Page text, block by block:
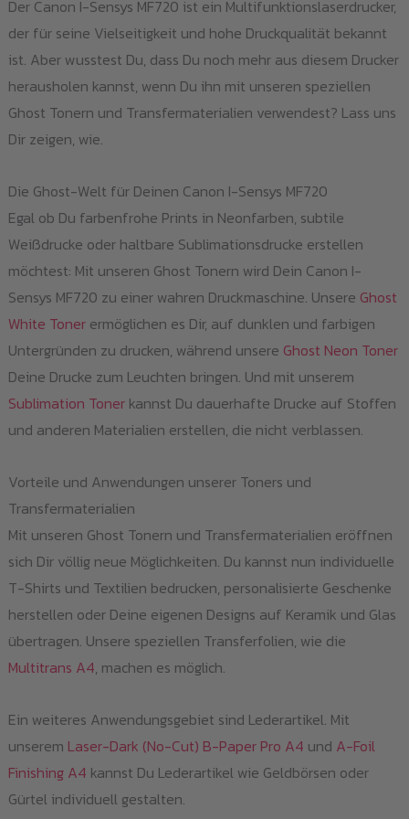
Der Canon I-Sensys MF720 ist ein Multifunktionslaserdrucker,
der für seine Vielseitigkeit und hohe Druckqualität bekannt
ist. Aber wusstest Du, dass Du noch mehr aus diesem Drucker
herausholen kannst, wenn Du ihn mit unseren speziellen
Ghost Tonern und Transfermaterialien verwendest? Lass uns
Dir zeigen, wie.
Die Ghost-Welt für Deinen Canon I-Sensys MF720
Egal ob Du farbenfrohe Prints in Neonfarben, subtile
Weißdrucke oder haltbare Sublimationsdrucke erstellen
möchtest: Mit unseren Ghost Tonern wird Dein Canon I-
Sensys MF720 zu einer wahren Druckmaschine. Unsere Ghost
White Tonerermöglichen es Dir, auf dunklen und farbigen
Untergründen zu drucken, während unsere Ghost Neon Toner
Deine Drucke zum Leuchten bringen. Und mit unserem
Sublimation Tonerkannst Du dauerhafte Drucke auf Stoffen
und anderen Materialien erstellen, die nicht verblassen.
Vorteile und Anwendungen unserer Toners und
Transfermaterialien
Mit unseren Ghost Tonern und Transfermaterialien eröffnen
sich Dir völlig neue Möglichkeiten. Du kannst nun individuelle
T-Shirts und Textilien bedrucken, personalisierte Geschenke
herstellen oder Deine eigenen Designs auf Keramik und Glas
übertragen. Unsere speziellen Transferfolien, wie die
Multitrans A4, machen es möglich.
Ein weiteres Anwendungsgebiet sind Lederartikel. Mit
unserem Laser-Dark (No-Cut) B-Paper Pro A4 und A-Foil
Finishing A4 kannst Du Lederartikel wie Geldbörsen oder
Gürtel individuell gestalten.